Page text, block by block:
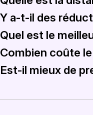
La distance en train de
Y a-t-il des
Bien que des
Quel est le
Le meilleur moment
Combien coûte
Le tarif du train de
Est-il mieux de